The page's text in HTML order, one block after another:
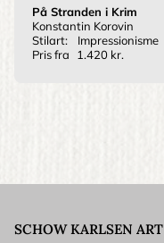
På Stranden i Krim
Konstantin Korovin
Stilart:
Impressionisme
Pris fra
1.420 kr.
SCHOW KARLSEN ART